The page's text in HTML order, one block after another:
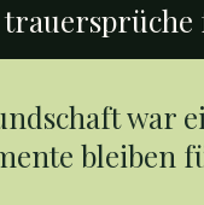
trauersprüche
war
bleiben